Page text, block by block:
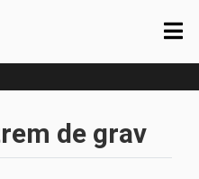
de grav